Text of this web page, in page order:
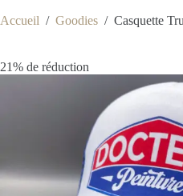
Accueil / Goodies / Casquette
21% de réduction